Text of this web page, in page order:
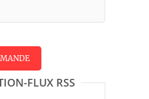
FLUX RSS